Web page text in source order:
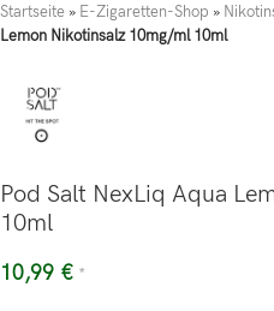
Startseite » E-Zigaretten-Shop »
Lemon Nikotinsalz 10mg/ml 10ml
Pod Salt NexLiq Aqua
10ml
10,99 € *